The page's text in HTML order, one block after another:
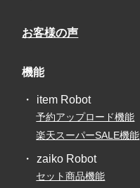
お客様の声
機能
item Robot
予約アップロード機能
楽天スーパーSALE機能
zaiko Robot
セット商品機能